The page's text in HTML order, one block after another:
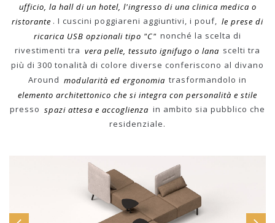
ufficio, la hall di un hotel, l'ingresso di una clinica medica o
ristorante . I cuscini poggiareni aggiuntivi, i pouf, le prese di
ricarica USB opzionali tipo "C" nonché la scelta di
rivestimenti tra vera pelle, tessuto ignifugo o lana scelti tra
più di 300 tonalità di colore diverse conferiscono al divano
Around modularità ed ergonomia trasformandolo in
elemento architettonico che si integra con personalità e stile
presso spazi attesa e accoglienza in ambito sia pubblico che
residenziale.